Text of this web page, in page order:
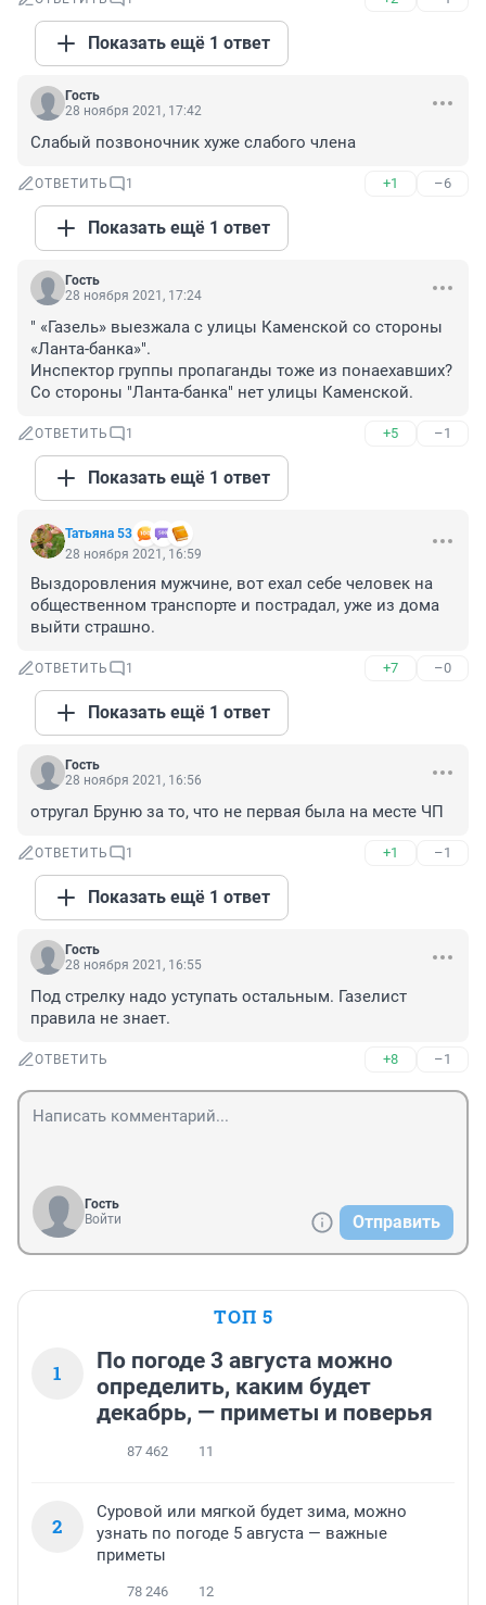
Показать ещё 1 ответ
Гость
28 ноября 2021, 17:42
Слабый позвоночник хуже слабого члена
ОТВЕТИТЬ 1 +1 –6
Показать ещё 1 ответ
Гость
28 ноября 2021, 17:24
" «Газель» выезжала с улицы Каменской со стороны
«Ланта-банка»".
Инспектор группы пропаганды тоже из понаехавших?
Со стороны "Ланта-банка" нет улицы Каменской.
ОТВЕТИТЬ 1 +5 –1
Показать ещё 1 ответ
Татьяна 53
28 ноября 2021, 16:59
Выздоровления мужчине, вот ехал себе человек на
общественном транспорте и пострадал, уже из дома
выйти страшно.
ОТВЕТИТЬ 1 +7 –0
Показать ещё 1 ответ
Гость
28 ноября 2021, 16:56
отругал Бруню за то, что не первая была на месте ЧП
ОТВЕТИТЬ 1 +1 –1
Показать ещё 1 ответ
Гость
28 ноября 2021, 16:55
Под стрелку надо уступать остальным. Газелист
правила не знает.
ОТВЕТИТЬ +8 –1
Гость
Войти
Отправить
ТОП 5
1
По погоде 3 августа можно
определить, каким будет
декабрь, — приметы и поверья
87 462 11
2
Суровой или мягкой будет зима, можно
узнать по погоде 5 августа — важные
приметы
78 246 12